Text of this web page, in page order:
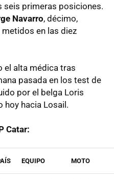
seis primeras posiciones.
Navarro, décimo,
en las diez
el alta médica tras
pasada en los test de
por el belga Loris
hoy hacia Losail.
Catar:
EQUIPO MOTO